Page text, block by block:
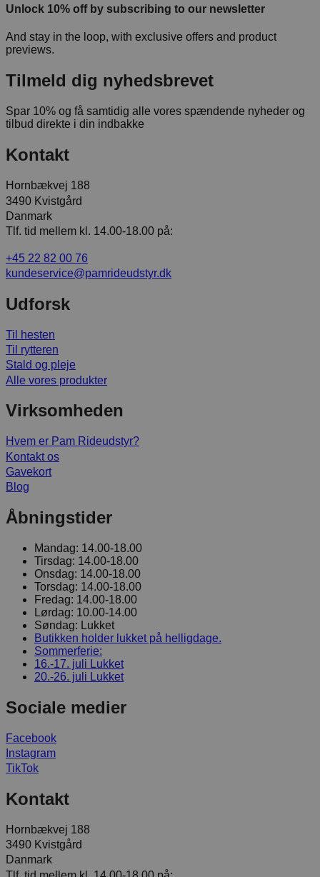
Unlock 10% off by subscribing to our newsletter
And stay in the loop, with exclusive offers and product
previews.
Tilmeld dig nyhedsbrevet
Spar 10% og få samtidig alle vores spændende nyheder og
tilbud direkte i din indbakke
Kontakt
Hornbækvej 188
3490 Kvistgård
Danmark
Tlf. tid mellem kl. 14.00-18.00 på:
+45 22 82 00 76
kundeservice@pamrideudstyr.dk
Udforsk
Til hesten
Til rytteren
Stald og pleje
Alle vores produkter
Virksomheden
Hvem er Pam Rideudstyr?
Kontakt os
Gavekort
Blog
Åbningstider
Mandag: 14.00-18.00
Tirsdag: 14.00-18.00
Onsdag: 14.00-18.00
Torsdag: 14.00-18.00
Fredag: 14.00-18.00
Lørdag: 10.00-14.00
Søndag: Lukket
Butikken holder lukket på helligdage.
Sommerferie:
16.-17. juli Lukket
20.-26. juli Lukket
Sociale medier
Facebook
Instagram
TikTok
Kontakt
Hornbækvej 188
3490 Kvistgård
Danmark